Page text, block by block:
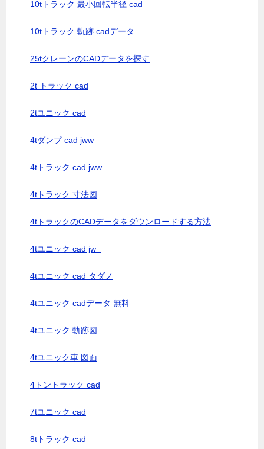
10tトラック 最小回転半径 cad
10tトラック 軌跡 cadデータ
25tクレーンのCADデータを探す
2t トラック cad
2tユニック cad
4tダンプ cad jww
4tトラック cad jww
4tトラック 寸法図
4tトラックのCADデータをダウンロードする方法
4tユニック cad jw_
4tユニック cad タダノ
4tユニック cadデータ 無料
4tユニック 軌跡図
4tユニック車 図面
4トントラック cad
7tユニック cad
8tトラック cad